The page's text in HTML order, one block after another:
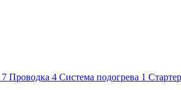
7 Проводка 4 Система подогрева 1 Стартер